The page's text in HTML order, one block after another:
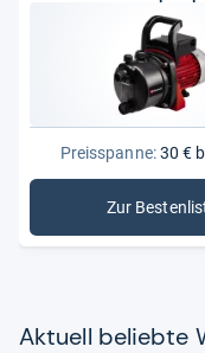
Preisspanne:30 €
Zur :
Aktu­ell beliebte